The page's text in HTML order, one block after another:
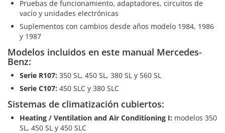
Pruebas de funcionamiento, adaptadores, circuitos de
vacío y unidades electrónicas
Suplementos con cambios desde años modelo 1984, 1986
y 1987
Modelos incluidos en este manual Mercedes-
Benz:
Serie R107: 350 SL, 450 SL, 380 SL y 560 SL
Serie C107: 450 SLC y 380 SLC
Sistemas de climatización cubiertos:
Heating / Ventilation and Air Conditioning I: modelos 350
SL, 450 SL y 450 SLC